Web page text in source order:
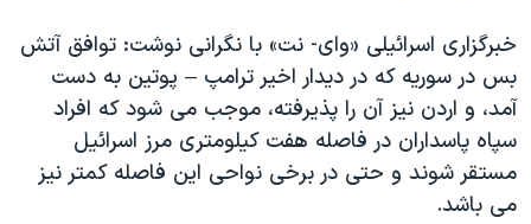
نرگس محمدی برنده جایزه نوبل صلح
همایش محافظه‌کاران آمریکا «سی‌پک»
صفحه‌های ویژه
سفر پرزیدنت ترامپ به چین
خبرگزاری اسرائیلی «وای- نت» با نگرانی نوشت: توافق آتش
بس در سوریه که در دیدار اخیر ترامپ – پوتین به دست
آمد، و اردن نیز آن را پذیرفته، موجب می شود که افراد
سپاه پاسداران در فاصله هفت کیلومتری مرز اسرائیل
مستقر شوند و حتی در برخی نواحی این فاصله کمتر نیز
می باشد.